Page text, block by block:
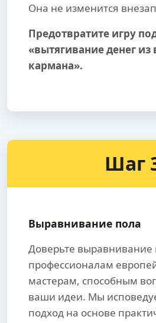
Она не изменится
Предотвратите игру
«вытягивание денег из
кармана».
Шаг
Выравнивание пола
Доверьте выравнивание
профессионалам
мастерам, способным
ваши идеи. Мы
подход на основе